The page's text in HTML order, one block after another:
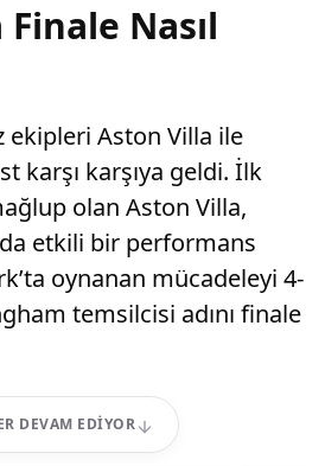
Nasıl
ekipleri Aston Villa ile
karşı karşıya geldi. İlk
olan Aston Villa,
etkili bir performans
oynanan mücadeleyi 4-
temsilcisi adını finale
DEVAM EDIYOR